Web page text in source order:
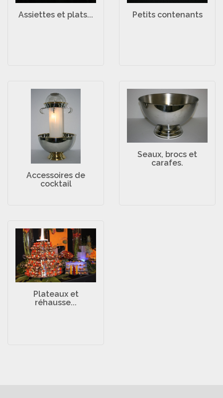
Assiettes et plats... Petits contenants
Accessoires de
cocktail
Seaux, brocs et
carafes.
Plateaux et
réhausse...